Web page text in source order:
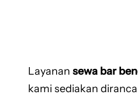
Layanan sewa bar
kami sediakan